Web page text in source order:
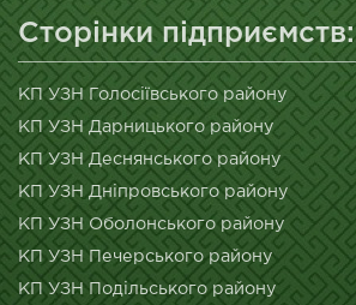
Сторінки підприємств:
КП УЗН Голосіївського району
КП УЗН Дарницького району
КП УЗН Деснянського району
КП УЗН Дніпровського району
КП УЗН Оболонського району
КП УЗН Печерського району
КП УЗН Подільського району